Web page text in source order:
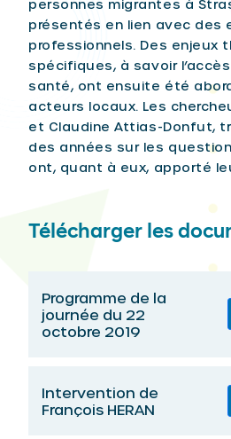
personnes migrantes à
présentés en lien avec des
professionnels. Des enjeux
spécifiques, à savoir
santé, ont ensuite été
acteurs locaux. Les
et Claudine Attias-Donfut,
des années sur les
ont, quant à eux, apporté
Télécharger les
Programme de la
journée du 22
octobre 2019
Intervention de
François HERAN